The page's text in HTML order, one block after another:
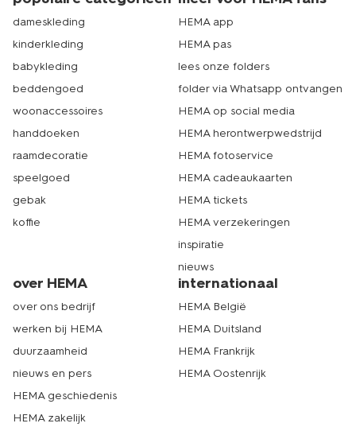
dameskleding
kinderkleding
babykleding
beddengoed
woonaccessoires
handdoeken
raamdecoratie
speelgoed
gebak
koffie
HEMA app
HEMA pas
lees onze folders
folder via Whatsapp ontvangen
HEMA op social media
HEMA herontwerpwedstrijd
HEMA fotoservice
HEMA cadeaukaarten
HEMA tickets
HEMA verzekeringen
inspiratie
nieuws
over HEMA
over ons bedrijf
werken bij HEMA
duurzaamheid
nieuws en pers
HEMA geschiedenis
HEMA zakelijk
internationaal
HEMA België
HEMA Duitsland
HEMA Frankrijk
HEMA Oostenrijk